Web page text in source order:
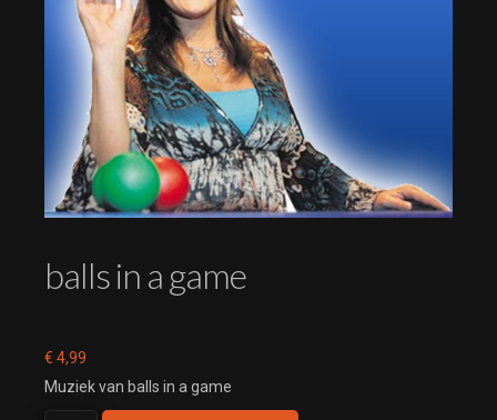
balls in a game
€ 4,99
Muziek van balls in a game